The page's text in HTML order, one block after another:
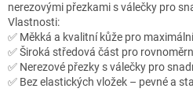
nerezovými přezkami s válečky pro
Vlastnosti:
✅ Měkká a kvalitní kůže pro
✅ Široká středová část pro
✅ Nerezové přezky s válečky pro
✅ Bez elastických vložek – pevné a